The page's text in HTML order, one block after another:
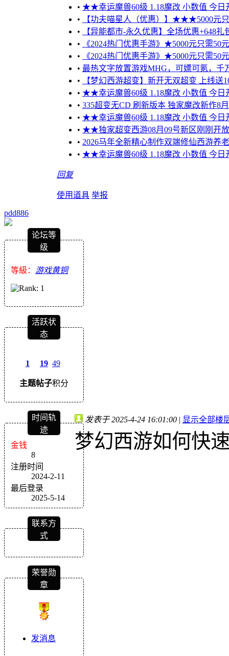
• ★★幸运魔兽60级 1.18魔改 小数值 今
•
【功夫喵星人（优惠）】★★★5000
•
【异能都市-永久优惠】全场优惠+648
•
《2024热门优惠手游》★5000元只需
•
《2024热门优惠手游》★5000元只需
• 最热文字放置游戏MHG，可嫖可氪，千
•
【梦幻西游超变】新开无双超变 上线送
• ★★幸运魔兽60级 1.18魔改 小数值 今
• 335超变无CD 刷新版本 独家魔改新作
• ★★幸运魔兽60级 1.18魔改 小数值 今
• ★★独家超变西游08月09号新区刚刚开
• 2026马年全新精心制作双端修仙西游养
• ★★幸运魔兽60级 1.18魔改 小数值 今
回复
使用道具 举报
pdd886
论坛等
级
等級： 游戏黄铜
活跃状
态
1
主题
19
帖子
49
积分
时间轨
迹
金钱
8
注册时间
2024-2-11
最后登录
2025-5-14
联系方
式
荣誉勋
章
发消息
发表于 2025-4-24 16:01:00 | 显示全部楼
梦幻西游如何快